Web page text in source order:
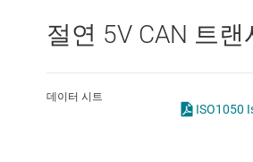
데이터 컨버터
마이크로컨트
신
절연 5V CAN 트랜
데이터 시트
ISO1050